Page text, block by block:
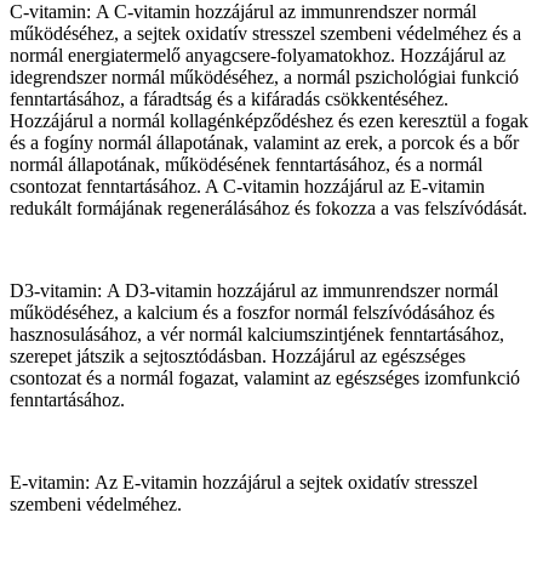
C-vitamin: A C-vitamin hozzájárul az immunrendszer normál
működéséhez, a sejtek oxidatív stresszel szembeni védelméhez és a
normál energiatermelő anyagcsere-folyamatokhoz. Hozzájárul az
idegrendszer normál működéséhez, a normál pszichológiai funkció
fenntartásához, a fáradtság és a kifáradás csökkentéséhez.
Hozzájárul a normál kollagénképződéshez és ezen keresztül a fogak
és a fogíny normál állapotának, valamint az erek, a porcok és a bőr
normál állapotának, működésének fenntartásához, és a normál
csontozat fenntartásához. A C-vitamin hozzájárul az E-vitamin
redukált formájának regenerálásához és fokozza a vas felszívódását.
D3-vitamin: A D3-vitamin hozzájárul az immunrendszer normál
működéséhez, a kalcium és a foszfor normál felszívódásához és
hasznosulásához, a vér normál kalciumszintjének fenntartásához,
szerepet játszik a sejtosztódásban. Hozzájárul az egészséges
csontozat és a normál fogazat, valamint az egészséges izomfunkció
fenntartásához.
E-vitamin: Az E-vitamin hozzájárul a sejtek oxidatív stresszel
szembeni védelméhez.